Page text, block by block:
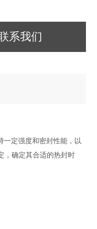
系我们
一定强度和密封性能，以
，确定其合适的热封时